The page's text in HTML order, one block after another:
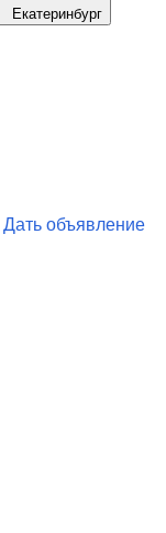
Екатеринбург
Дать объявление